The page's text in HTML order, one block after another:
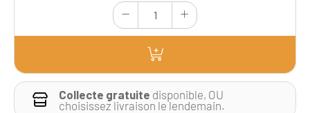
Collecte gratuite disponible, OU
choisissez livraison le lendemain.